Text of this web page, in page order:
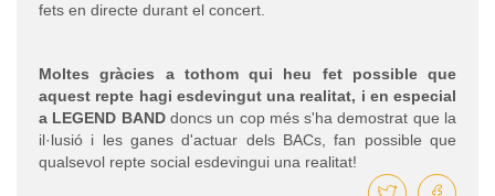
fets en directe durant el concert.
Moltes gràcies a tothom qui heu fet possible que
aquest repte hagi esdevingut una realitat, i en especial
a LEGEND BANDdoncs un cop més s'ha demostrat que la
il·lusió i les ganes d'actuar dels BACs, fan possible que
qualsevol repte social esdevingui una realitat!